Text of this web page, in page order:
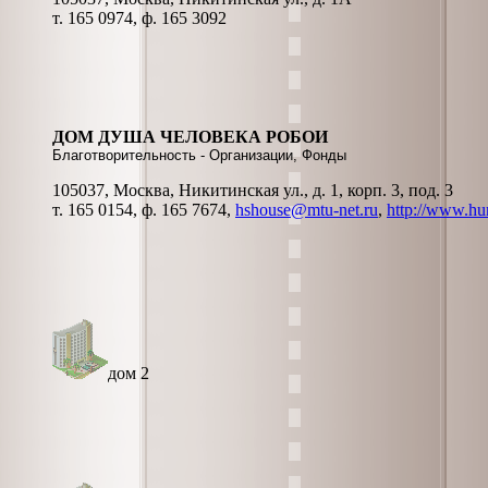
т. 165 0974, ф. 165 3092
ДОМ ДУША ЧЕЛОВЕКА РОБОИ
Благотворительность - Организации, Фонды
105037, Москва, Никитинская ул., д. 1, корп. 3, под. 3
т. 165 0154, ф. 165 7674, hshouse@mtu-net.ru, http://
дом 2